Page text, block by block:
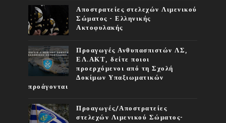
Αποστρατείες στελεχών Λιμενικού
Σώματος - Ελληνικής
Ακτοφυλακής
Προαγωγές Ανθυπασπιστών ΛΣ,
ΕΛ.ΑΚΤ, δείτε ποιοι
προερχόμενοι από τη Σχολή
Δοκίμων Υπαξιωματικών
προάγονται
Προαγωγές/Αποστρατείες
στελεχών Λιμενικού Σώματος-